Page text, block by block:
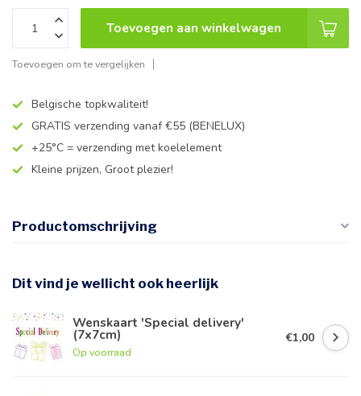
Toevoegen aan winkelwagen
Toevoegen om te vergelijken
Belgische topkwaliteit!
GRATIS verzending vanaf €55 (BENELUX)
+25°C = verzending met koelelement
Kleine prijzen, Groot plezier!
Productomschrijving
Dit vind je wellicht ook heerlijk
Wenskaart 'Special delivery'
(7x7cm)
Op voorraad
€1,00